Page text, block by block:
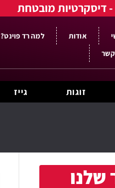
דיסקרטיות מובטחת
אודות למה רד פוינט?
קשר
זוגות גייז
שלנו